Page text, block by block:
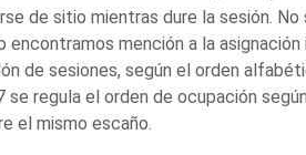
de sitio mientras dure la sesión. No
mención a la asignación
de sesiones, según el orden
regula el orden de ocupación
el mismo escaño.